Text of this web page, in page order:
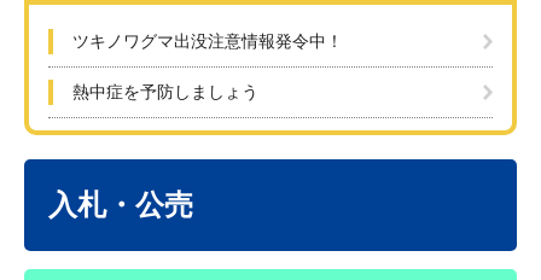
ツキノワグマ出没注意情報発令中！
熱中症を予防しましょう
入札・公売